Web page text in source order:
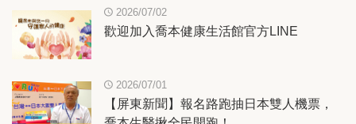
2026/07/02
歡迎加入喬本健康生活館官方LINE
2026/07/01
【屏東新聞】報名路跑抽日本雙人機票，